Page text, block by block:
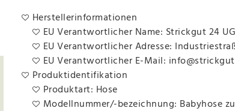
Herstellerinformationen
EU Verantwortlicher Name: Strickgut 24
EU Verantwortlicher Adresse:
EU Verantwortlicher E-Mail:
Produktidentifikation
Produktart: Hose
Modellnummer/-bezeichnung: Babyhose